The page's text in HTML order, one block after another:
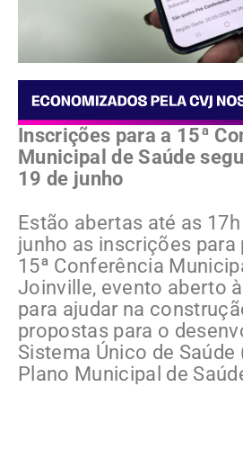
Inscrições para a 15ª
Municipal de Saúde
19 de junho
Estão abertas até as
junho as inscrições
15ª Conferência
Joinville, evento aberto
para ajudar na
propostas para o
Sistema Único de Saúde
Plano Municipal de